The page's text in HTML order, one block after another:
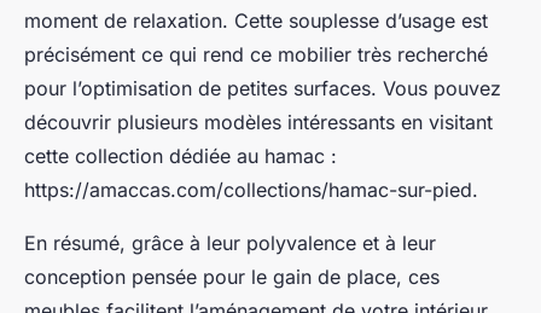
moment de relaxation. Cette souplesse d’usage est
précisément ce qui rend ce mobilier très recherché
pour l’optimisation de petites surfaces. Vous pouvez
découvrir plusieurs modèles intéressants en visitant
cette collection dédiée au hamac :
https://amaccas.com/collections/hamac-sur-pied.
En résumé, grâce à leur polyvalence et à leur
conception pensée pour le gain de place, ces